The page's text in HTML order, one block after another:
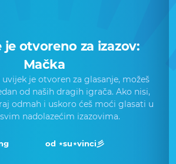
je otvoreno za izazov:
Mačka
je otvoren za glasanje, možeš
od naših dragih igrača. Ako nisi,
odmah i uskoro ćeš moći glasati u
nadolazećim izazovima.
od ⋆su⋆vinci彡